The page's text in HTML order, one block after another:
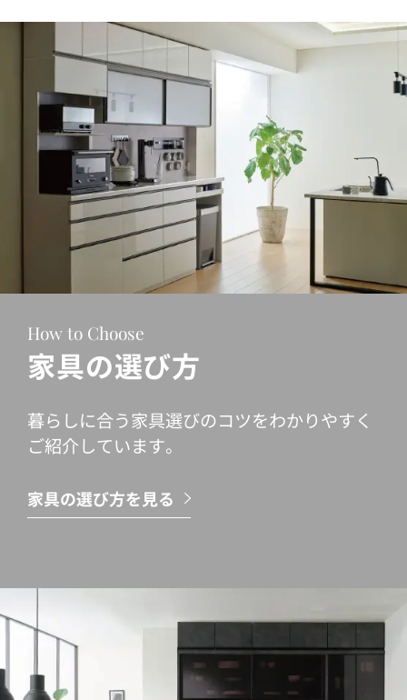
How to Choose
家具の選び方
暮らしに合う家具選びのコツをわかりやすく
ご紹介しています。
家具の選び方を見る